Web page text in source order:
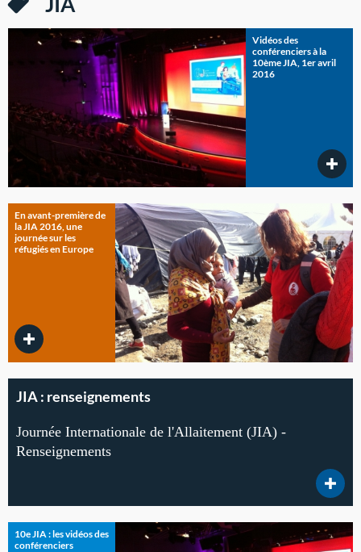
Vidéos des
conférenciers à la
10ème JIA, 1er avril
2016
En avant-première de
la JIA 2016, une
journée sur les
réfugiés en Europe
JIA : renseignements
Journée Internationale de l'Allaitement (JIA) -
Renseignements
10e JIA : les vidéos des
conférenciers